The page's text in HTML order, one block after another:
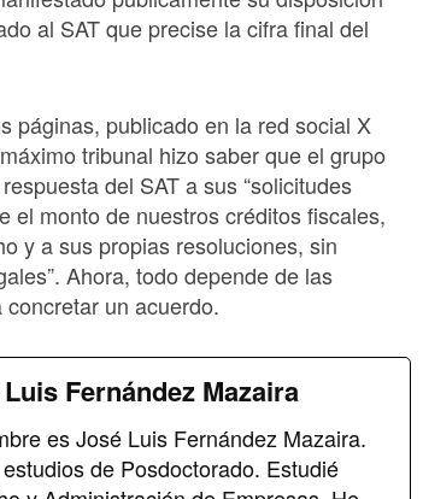
al SAT que precise la cifra final del
páginas, publicado en la red social X
tribunal hizo saber que el grupo
del SAT a sus “solicitudes
el monto de nuestros créditos fiscales,
y a sus propias resoluciones, sin
Ahora, todo depende de las
un acuerdo.
Fernández Mazaira
es José Luis Fernández Mazaira.
de Posdoctorado. Estudié